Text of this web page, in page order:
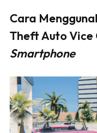
Cara
Theft Auto Vice
Smartphone